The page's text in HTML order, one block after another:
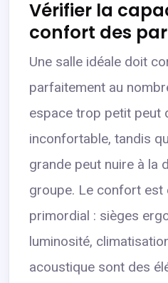
Vérifier la
confort des
Une salle idéale doit
parfaitement au
espace trop petit peut
inconfortable, tandis
grande peut nuire à la
groupe. Le confort est
primordial : sièges
luminosité,
acoustique sont des